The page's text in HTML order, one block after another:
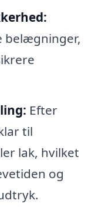
belægninger,
Efter
til
lak, hvilket
og